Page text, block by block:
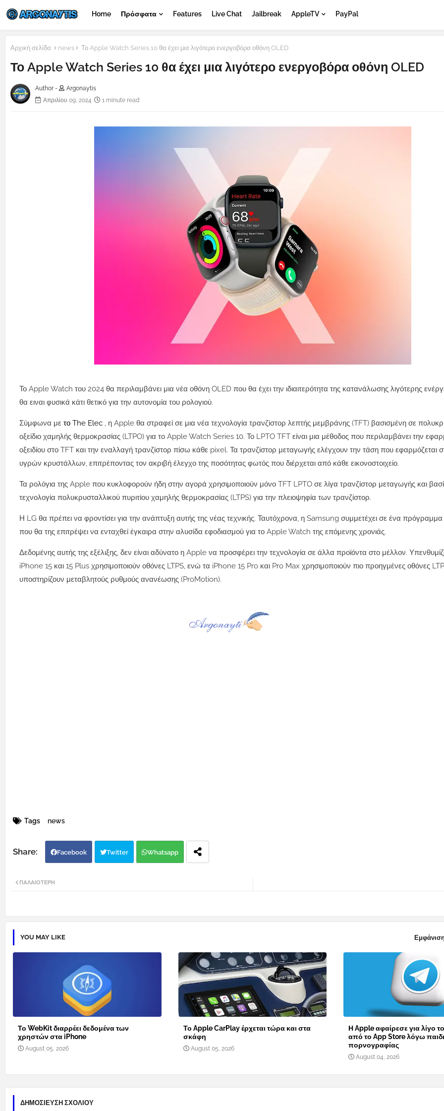
Home Πρόσφατα Features Live Chat Jailbreak AppleTV PayPal
Αρχική σελίδα news Το Apple Watch Series 10 θα έχει μια λιγότερο ενεργοβόρα οθόνη OLED
Το Apple Watch Series 10 θα έχει μια λιγότερο ενεργοβόρα οθόνη OLED
Author -
Argonaytis
Απριλίου 09, 2024
1 minute read
Το Apple Watch του 2024 θα περιλαμβάνει μια νέα οθόνη OLED που θα έχει την ιδιαιτερότητα της κατανάλωσης λιγότερης
θα ειναι φυσικά κάτι θετικό για την αυτονομία του ρολογιού.
Σύμφωνα με το The Elec , η Apple θα στραφεί σε μια νέα τεχνολογία τρανζίστορ λεπτής μεμβράνης (TFT) βασισμένη σε
οξείδιο χαμηλής θερμοκρασίας (LTPO) για το Apple Watch Series 10. Το LPTO TFT είναι μια μέθοδος που περιλαμβάνει την
οξειδίου στο TFT και την εναλλαγή τρανζίστορ πίσω κάθε pixel. Τα τρανζίστορ μεταγωγής ελέγχουν την τάση που εφαρμόζεται
υγρών κρυστάλλων, επιτρέποντας τον ακριβή έλεγχο της ποσότητας φωτός που διέρχεται από κάθε εικονοστοιχείο.
Τα ρολόγια της Apple που κυκλοφορούν ήδη στην αγορά χρησιμοποιούν μόνο TFT LPTO σε λίγα τρανζίστορ μεταγωγής και
τεχνολογία πολυκρυσταλλικού πυριτίου χαμηλής θερμοκρασίας (LTPS) για την πλειοψηφία των τρανζίστορ.
Η LG θα πρέπει να φροντίσει για την ανάπτυξη αυτής της νέας τεχνικής. Ταυτόχρονα, η Samsung συμμετέχει σε ένα
που θα της επιτρέψει να ενταχθεί έγκαιρα στην αλυσίδα εφοδιασμού για το Apple Watch της επόμενης χρονιάς.
Δεδομένης αυτής της εξέλιξης, δεν είναι αδύνατο η Apple να προσφέρει την τεχνολογία σε άλλα προϊόντα στο μέλλον.
iPhone 15 και 15 Plus χρησιμοποιούν οθόνες LTPS, ενώ τα iPhone 15 Pro και Pro Max χρησιμοποιούν πιο προηγμένες οθόνες
υποστηρίζουν μεταβλητούς ρυθμούς ανανέωσης (ProMotion).
Tags news
Facebook Twitter Whatsapp
ΠΑΛΑΙΌΤΕΡΗ
YOU MAY LIKE
Το WebKit διαρρέει δεδομένα των
χρηστών στα iPhone
August 05, 2026
Το Apple CarPlay έρχεται τώρα και στα
σκάφη
August 05, 2026
Η Apple αφαίρεσε για λίγο
από το App Store λόγω
πορνογραφίας
August 04, 2026
ΔΗΜΟΣΊΕΥΣΗ ΣΧΟΛΊΟΥ